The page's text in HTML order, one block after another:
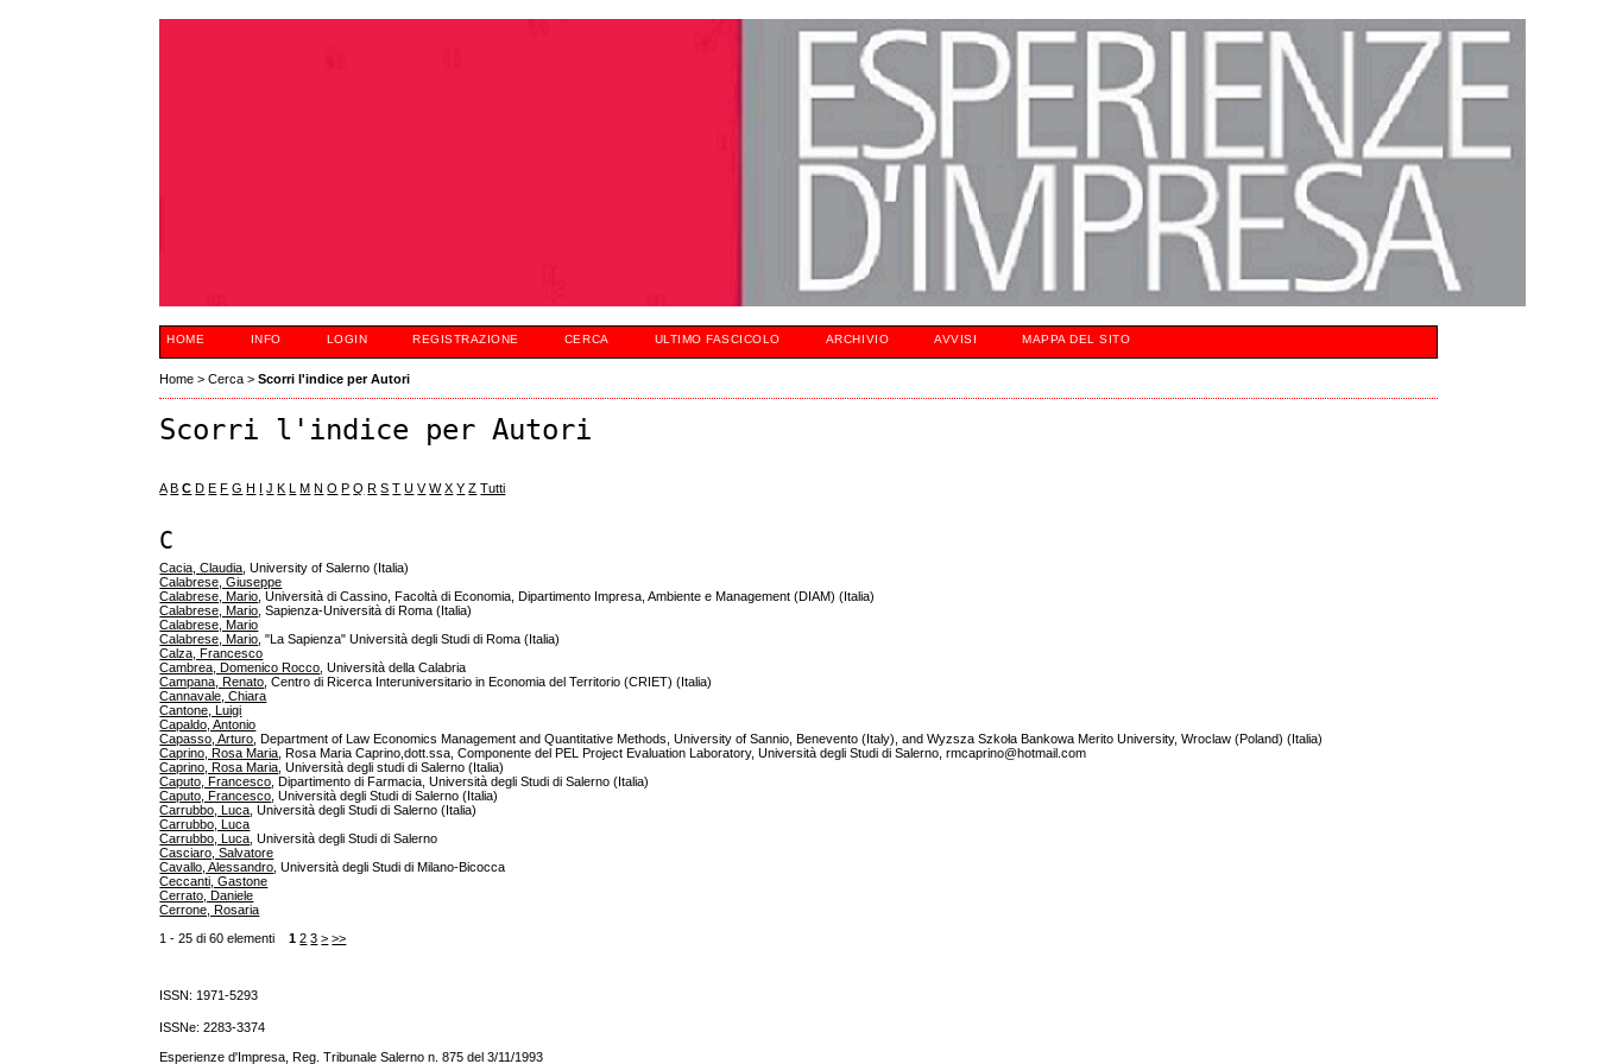
HOME INFO LOGIN REGISTRAZIONE CERCA ULTIMO FASCICOLO ARCHIVIO AVVISI MAPPA DEL SITO
Home >Cerca >Scorri l'indice per Autori
Scorri l'indice per Autori
A B C D E F G H I J K L M N O P Q R S T U V W X Y Z Tutti
C
Cacia, Claudia , University of Salerno (Italia)
Calabrese, Giuseppe
Calabrese, Mario , Università di Cassino, Facoltà di Economia, Dipartimento Impresa, Ambiente e Management (DIAM) (Italia)
Calabrese, Mario , Sapienza-Università di Roma (Italia)
Calabrese, Mario
Calabrese, Mario , "La Sapienza" Università degli Studi di Roma (Italia)
Calza, Francesco
Cambrea, Domenico Rocco , Università della Calabria
Campana, Renato , Centro di Ricerca Interuniversitario in Economia del Territorio (CRIET) (Italia)
Cannavale, Chiara
Cantone, Luigi
Capaldo, Antonio
Capasso, Arturo , Department of Law Economics Management and Quantitative Methods, University of Sannio, Benevento (Italy), and Wyzsza Szkoła Bankowa Merito University, Wroclaw (Poland) (Italia)
Caprino, Rosa Maria , Rosa Maria Caprino,dott.ssa, Componente del PEL Project Evaluation Laboratory, Università degli Studi di Salerno, rmcaprino@hotmail.com
Caprino, Rosa Maria , Università degli studi di Salerno (Italia)
Caputo, Francesco , Dipartimento di Farmacia, Università degli Studi di Salerno (Italia)
Caputo, Francesco , Università degli Studi di Salerno (Italia)
Carrubbo, Luca , Università degli Studi di Salerno (Italia)
Carrubbo, Luca
Carrubbo, Luca , Università degli Studi di Salerno
Casciaro, Salvatore
Cavallo, Alessandro , Università degli Studi di Milano-Bicocca
Ceccanti, Gastone
Cerrato, Daniele
Cerrone, Rosaria
1 - 25 di 60 elementi1 2 3 > >>
ISSN: 1971-5293
ISSNe:2283-3374
Esperienze d'Impresa, Reg. Tribunale Salerno n. 875 del 3/11/1993